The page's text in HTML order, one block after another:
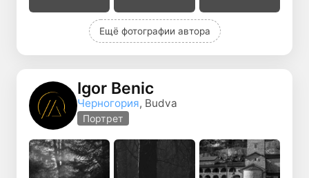
Ещё фотографии автора
Igor Benic
Черногория, Budva
Портрет